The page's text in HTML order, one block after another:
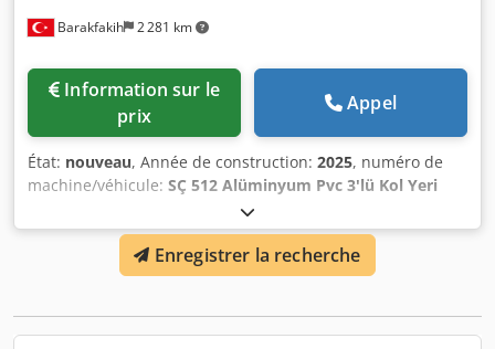
Barakfakih 2 281 km
prix
Appel
État: nouveau, Année de construction: 2025, numéro de
machine/véhicule: SÇ 512 Alüminyum Pvc 3'lü Kol Yeri
Delme Makinesi Yüksek Frekans Motorlu
normes CE. - Possibilité d'ouvrir les points de verrouillage,
les fentes de charnière, les trous de poignée des profilés
en PVC. - Fonctionnement de l'axe vertical de la tête de
triple perçage - Gabarit universel, possibilité de fabriquer
Enregistrer la recherche